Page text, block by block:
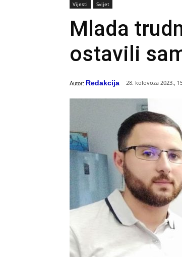
Vijesti Svijet
Mlada
ostavili
Autor: Redakcija 28. kolovoza 2023.,